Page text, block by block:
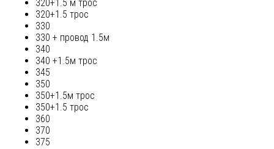
320+1.5 м трос
320+1.5 трос
330
330 + провод 1.5м
340
340 +1.5м трос
345
350
350+1.5м трос
350+1.5 трос
360
370
375